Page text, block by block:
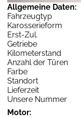
Allgemeine Daten:
Fahrzeugtyp
Karosserieform
Erst-Zul.
Getriebe
Kilometerstand
Anzahl der Türen
Farbe
Standort
Lieferzeit
Unsere Nummer
Motor: